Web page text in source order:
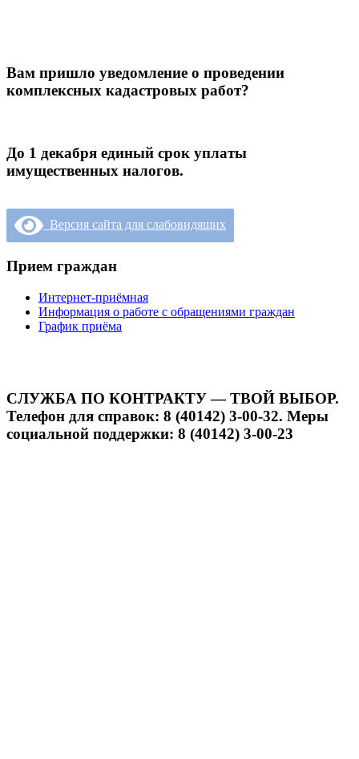
Вам пришло уведомление о проведении
комплексных кадастровых работ?
До 1 декабря единый срок уплаты
имущественных налогов.
Версия сайта для слабовидящих
Прием граждан
Интернет-приёмная
Информация о работе с обращениями граждан
График приёма
СЛУЖБА ПО КОНТРАКТУ — ТВОЙ ВЫБОР.
Телефон для справок: 8 (40142) 3-00-32. Меры
социальной поддержки: 8 (40142) 3-00-23